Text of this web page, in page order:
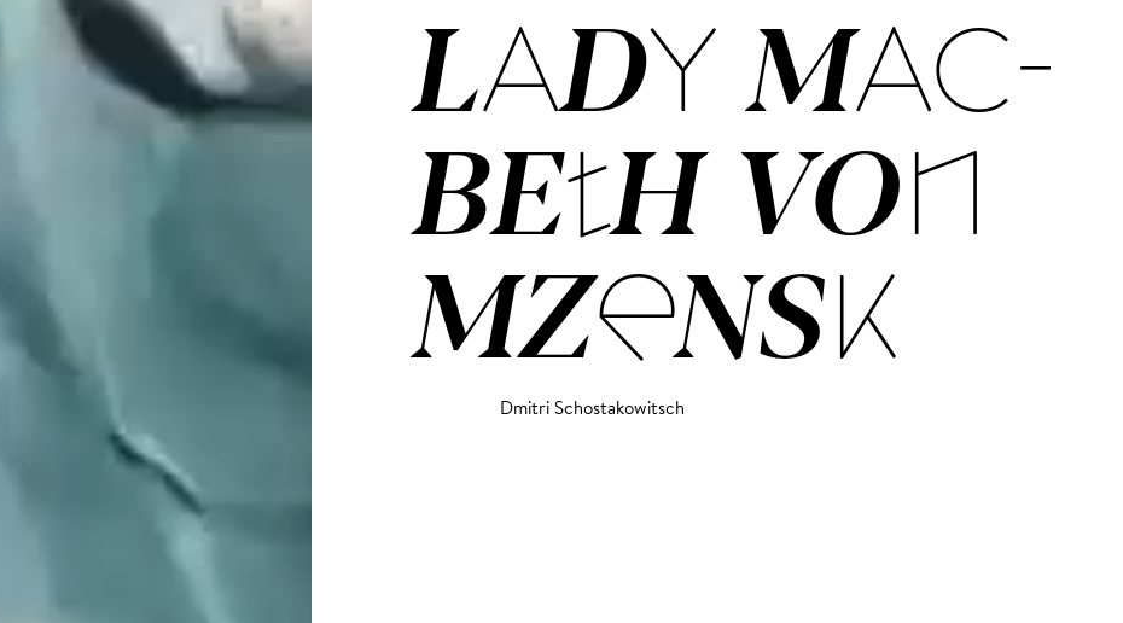
LA­DY MAC­
BETH VON
MZENSK
Dmitri Schostakowitsch